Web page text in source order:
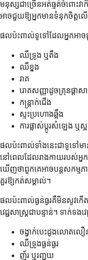
មនុស្សជាច្រើនអត់ធ្មត់ចំពោះ
អាចជួយឱ្យអ្នកមានទំនុកចិត្តលើ
ផលប៉ះពាល់ទូទៅដែលអ្នកអាច
ឈឺទ្រូង ឬតឹង
ឈឺខ្នង
រាគ
រោគសញ្ញាដូចគ្រុនផ្តាស
កន្ត្រាក់ជើង
ស្ទះប្រហោងឆ្អឹង
ការផ្លាស់ប្តូរសំឡេង ឬស្
ផលប៉ះពាល់ទាំងនេះជាទូទៅម
នៅពេលដែលរាងកាយរបស់អ្នក
ឃើញថាពួកគេអាចបន្តសកម្មភា
គួរឱ្យកត់សម្គាល់។
ផលប៉ះពាល់ធ្ងន់ធ្ងរគឺមិនសូវកើត
វេជ្ជសាស្ត្រជាបន្ទាន់។ ទាក់ទ
ចង្វាក់បេះដូងលោតល
ឈឺទ្រូងធ្ងន់ធ្ងរ
ញ័រ ឬរញ្ជួយ